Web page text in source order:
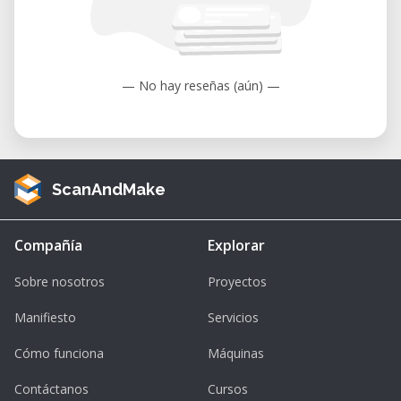
— No hay reseñas (aún) —
ScanAndMake
Compañía
Sobre nosotros
Manifiesto
Cómo funciona
Contáctanos
Explorar
Proyectos
Servicios
Máquinas
Cursos